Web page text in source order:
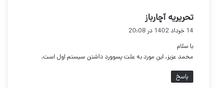
تحریریه آچارباز
ف
14 خرداد 1402 در 20:08
با سلام
محمد عزیز، این مورد به علت پسوورد داشتن سیستم اول است.
پاسخ